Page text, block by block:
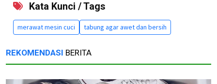
Kata Kunci / Tags
merawat mesin cuci tabung agar awet dan bersih
REKOMENDASI BERITA